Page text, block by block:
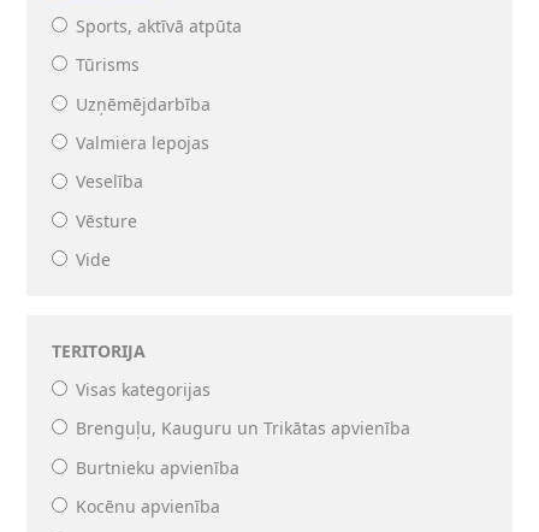
Sports, aktīvā atpūta
Tūrisms
Uzņēmējdarbība
Valmiera lepojas
Veselība
Vēsture
Vide
TERITORIJA
Visas kategorijas
Brenguļu, Kauguru un Trikātas apvienība
Burtnieku apvienība
Kocēnu apvienība